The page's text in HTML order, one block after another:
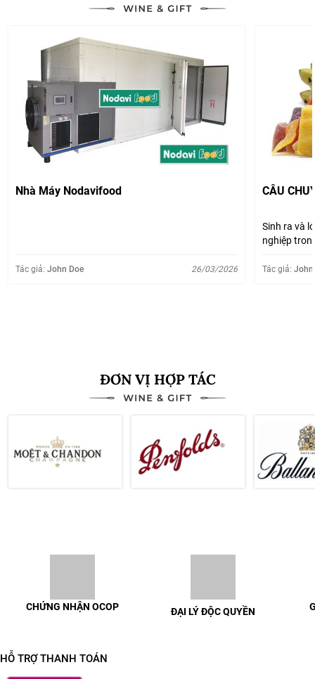
Nhà Máy Nodavifood
Tác giả: John Doe 26/03/2026
CÂU
Sinh ra và
nghiệp
được giá
Tác giả:John
ĐƠN VỊ HỢP TÁC
CHỨNG NHẬN OCOP ĐẠI LÝ ĐỘC QUYỀN
HỖ TRỢ THANH TOÁN